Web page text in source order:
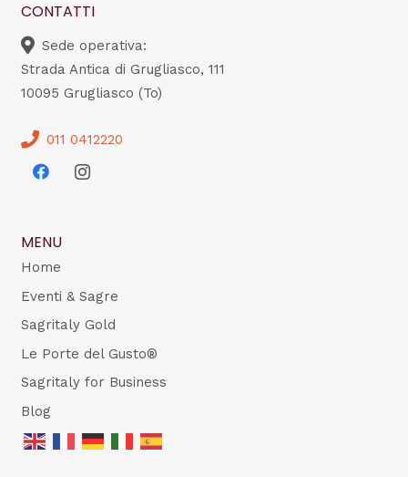
CONTATTI
Sede operativa:
Strada Antica di Grugliasco, 111
10095 Grugliasco (To)
011 0412220
MENU
Home
Eventi & Sagre
Sagritaly Gold
Le Porte del Gusto®
Sagritaly for Business
Blog